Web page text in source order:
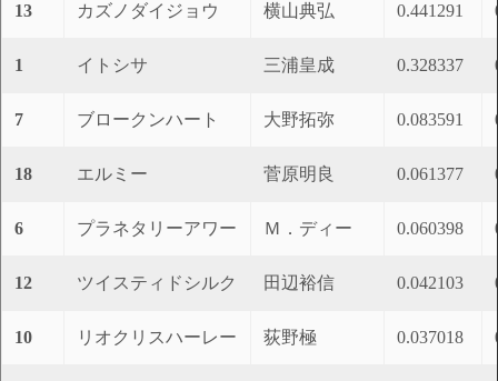
13 カズノダイジョウ 横山典弘 0.441291
1 イトシサ 三浦皇成 0.328337
7 ブロークンハート 大野拓弥 0.083591
18 エルミー 菅原明良 0.061377
6 プラネタリーアワー Ｍ．ディー 0.060398
12 ツイスティドシルク 田辺裕信 0.042103
10 リオクリスハーレー 荻野極 0.037018